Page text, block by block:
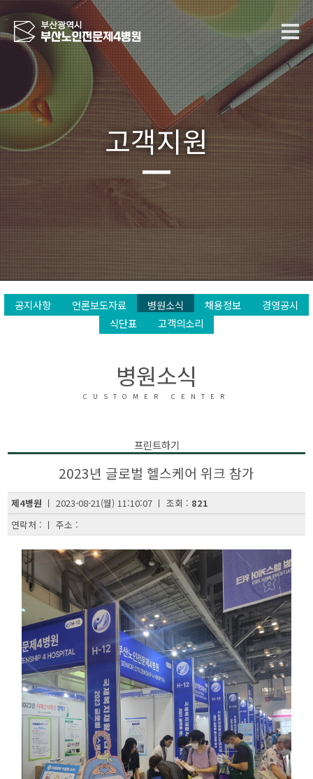
고객지원
공지사항 언론보도자료 병원소식 채용정보
경영공시
식단표
고객의소리
병원소식
CUSTOMER CENTER
프린트하기
2023년 글로벌 헬스케어 위크 참가
제4병원 ㅣ 2023-08-21(월) 11:10:07 ㅣ 조회 : 821
연락처 : ㅣ 주소 :